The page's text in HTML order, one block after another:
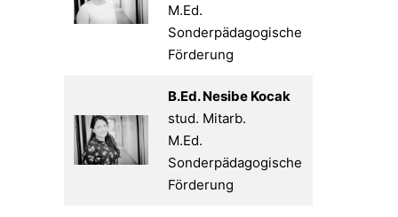
M.Ed.
Sonderpädagogische
Förderung
B.Ed. Nesibe Kocak
stud. Mitarb.
M.Ed.
Sonderpädagogische
Förderung